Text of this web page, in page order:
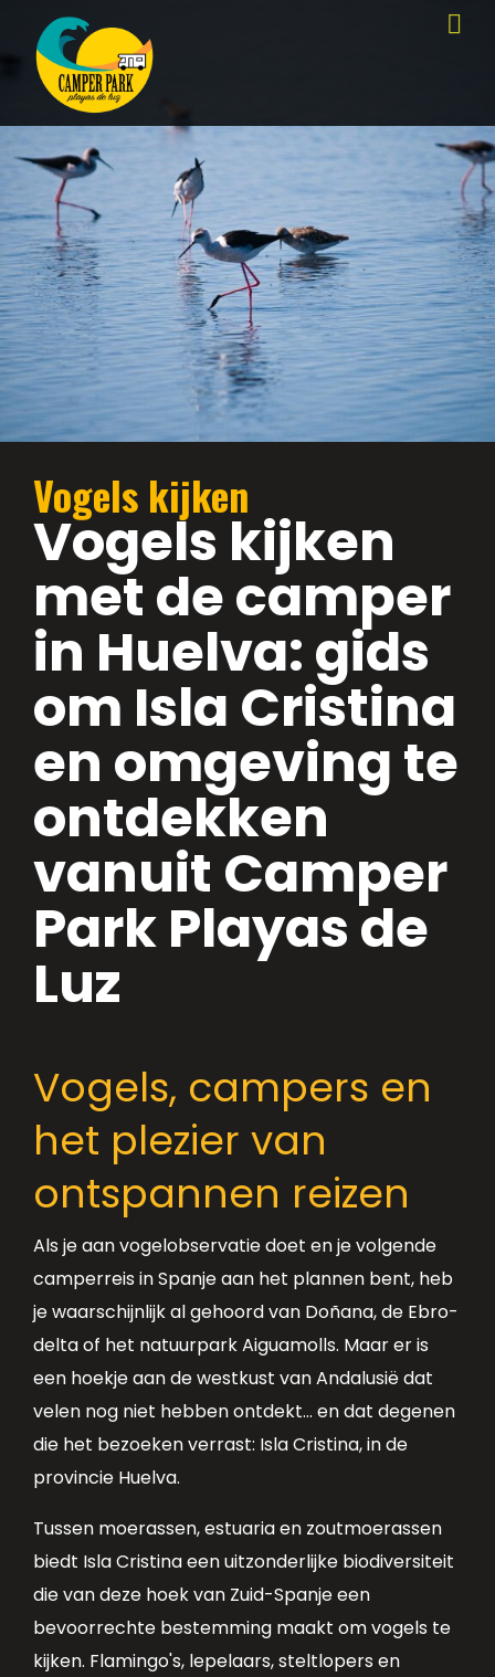
Vogels kijken
Vogels kijken
met de camper
in Huelva: gids
om Isla Cristina
en omgeving te
ontdekken
vanuit Camper
Park Playas de
Luz
Vogels, campers en
het plezier van
ontspannen reizen
Als je aan vogelobservatie doet en je volgende
camperreis in Spanje aan het plannen bent, heb
je waarschijnlijk al gehoord van Doñana, de Ebro-
delta of het natuurpark Aiguamolls. Maar er is
een hoekje aan de westkust van Andalusië dat
velen nog niet hebben ontdekt... en dat degenen
die het bezoeken verrast: Isla Cristina, in de
provincie Huelva.
Tussen moerassen, estuaria en zoutmoerassen
biedt Isla Cristina een uitzonderlijke biodiversiteit
die van deze hoek van Zuid-Spanje een
bevoorrechte bestemming maakt om vogels te
kijken. Flamingo's, lepelaars, steltlopers en